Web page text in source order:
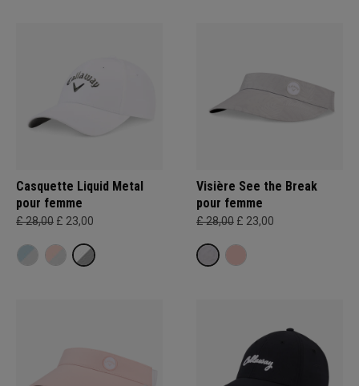
Casquette Liquid Metal
pour femme
£ 28,00 £ 23,00
Visière See the Break
pour femme
£ 28,00 £ 23,00